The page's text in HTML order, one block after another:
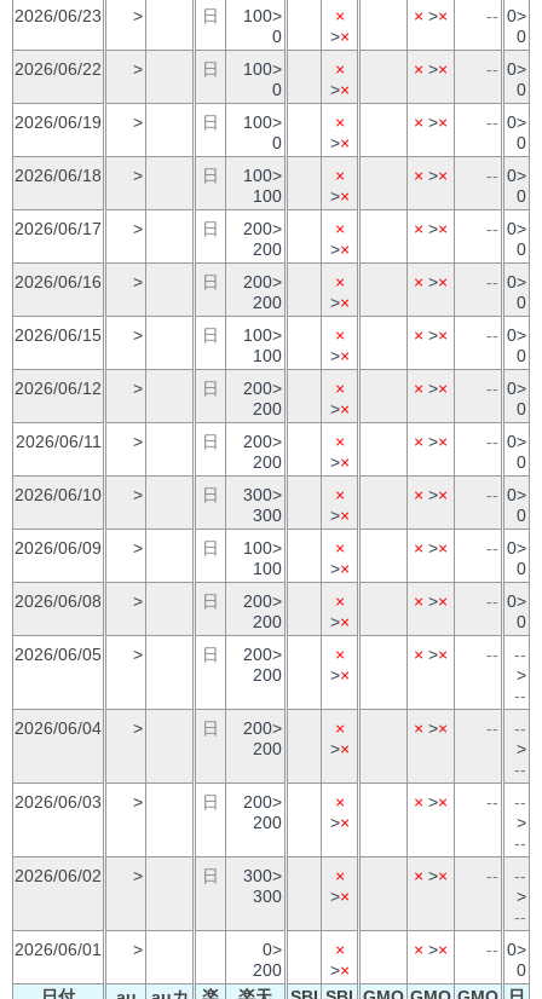
2026/06/23 > 日
100>
0
×
>×
× >× -- 0>
0
2026/06/22
> 日
100>
0
×
>×
× >× -- 0>
0
2026/06/19
> 日
100>
0
×
>×
× >× -- 0>
0
2026/06/18
> 日
100>
100
×
>×
× >× -- 0>
0
2026/06/17
> 日
200>
200
×
>×
× >× -- 0>
0
2026/06/16
> 日
200>
200
×
>×
× >× -- 0>
0
2026/06/15
> 日
100>
100
×
>×
× >× -- 0>
0
2026/06/12
> 日
200>
200
×
>×
× >× -- 0>
0
2026/06/11
> 日
200>
200
×
>×
× >× -- 0>
0
2026/06/10
> 日
300>
300
×
>×
× >× -- 0>
0
2026/06/09
> 日
100>
100
×
>×
× >× -- 0>
0
2026/06/08
> 日
200>
200
×
>×
× >× -- 0>
0
2026/06/05
> 日
200>
200
×
>×
× >× --
--
>
--
2026/06/04
> 日
200>
200
×
>×
× >× --
--
>
--
2026/06/03
> 日
200>
200
×
>×
× >× --
--
>
--
2026/06/02
> 日
300>
300
×
>×
× >× --
--
>
--
2026/06/01
>
0>
200
×
>×
× >× -- 0>
0